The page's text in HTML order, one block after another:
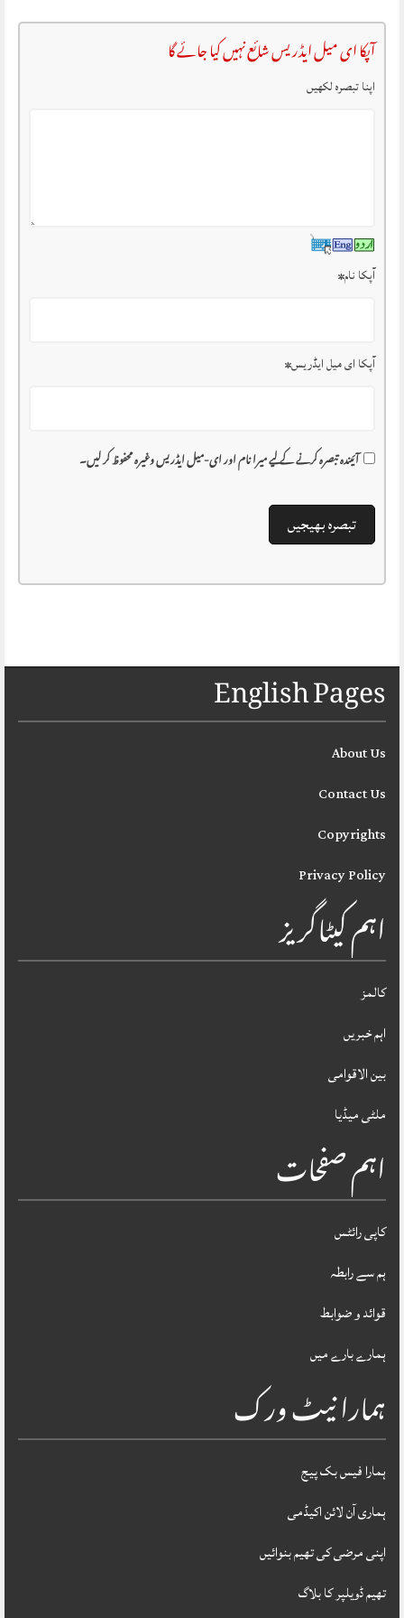
آپکا ای میل ایڈریس شائع نہیں کیا جائے گا
اپنا تبصرہ لکھیں
آپکا نام*
آپکا ای میل ایڈریس*
آئیندہ تبصرہ کرنے کے لیے میرا نام اور ای-میل ایڈریس وغیرہ محفوظ کر لیں۔
English Pages
About Us
Contact Us
Copyrights
Privacy Policy
اہم کیٹاگریز
کالمز
اہم خبریں
بین الاقوامی
ملٹی میڈیا
اہم صفحات
کاپی رائٹس
ہم سے رابطہ
قوائد و ضوابط
ہمارے بارے میں
ہمارا نیٹ ورک
ہمارا فیس بک پیج
ہماری آن لائن اکیڈمی
اپنی مرضی کی تھیم بنوائیں
تھیم ڈویلپر کا بلاگ